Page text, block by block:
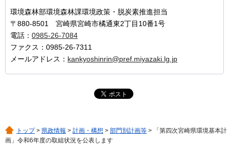
環境森林部環境森林課環境政策・脱炭素推進担当
〒880-8501 宮崎県宮崎市橘通東2丁目10番1号
電話： 0985-26-7084
ファクス：0985-26-7311
メールアドレス： kankyoshinrin@pref.miyazaki.lg.jp
トップ> 県政情報 > 計画・構想 > 部門別計画等 > 「第四次宮崎県環境基本計
画」令和6年度の取組状況を公表します